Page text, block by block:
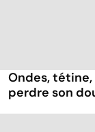
Ondes,
perdre son